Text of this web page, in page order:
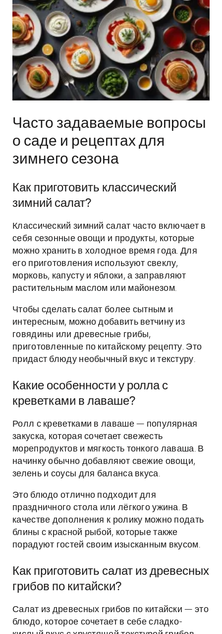
Часто задаваемые вопросы
о саде и рецептах для
зимнего сезона
Как приготовить классический
зимний салат?
Классический зимний салат часто включает в
себя сезонные овощи и продукты, которые
можно хранить в холодное время года. Для
его приготовления используют свеклу,
морковь, капусту и яблоки, а заправляют
растительным маслом или майонезом.
Чтобы сделать салат более сытным и
интересным, можно добавить ветчину из
говядины или древесные грибы,
приготовленные по китайскому рецепту. Это
придаст блюду необычный вкус и текстуру.
Какие особенности у ролла с
креветками в лаваше?
Ролл с креветками в лаваше — популярная
закуска, которая сочетает свежесть
морепродуктов и мягкость тонкого лаваша. В
начинку обычно добавляют свежие овощи,
зелень и соусы для баланса вкуса.
Это блюдо отлично подходит для
праздничного стола или лёгкого ужина. В
качестве дополнения к ролику можно подать
блины с красной рыбой, которые также
порадуют гостей своим изысканным вкусом.
Как приготовить салат из древесных
грибов по китайски?
Салат из древесных грибов по китайски — это
блюдо, которое сочетает в себе сладко-